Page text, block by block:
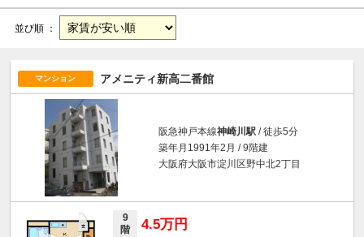
並び順 ：
マンション アメニティ新高二番館
阪急神戸本線神崎川駅 / 徒歩5分
築年月1991年2月 / 9階建
大阪府大阪市淀川区野中北2丁目
9
階
4.5万円